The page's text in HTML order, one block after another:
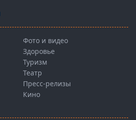
Фото и видео
Здоровье
Туризм
Театр
Пресс-релизы
Кино